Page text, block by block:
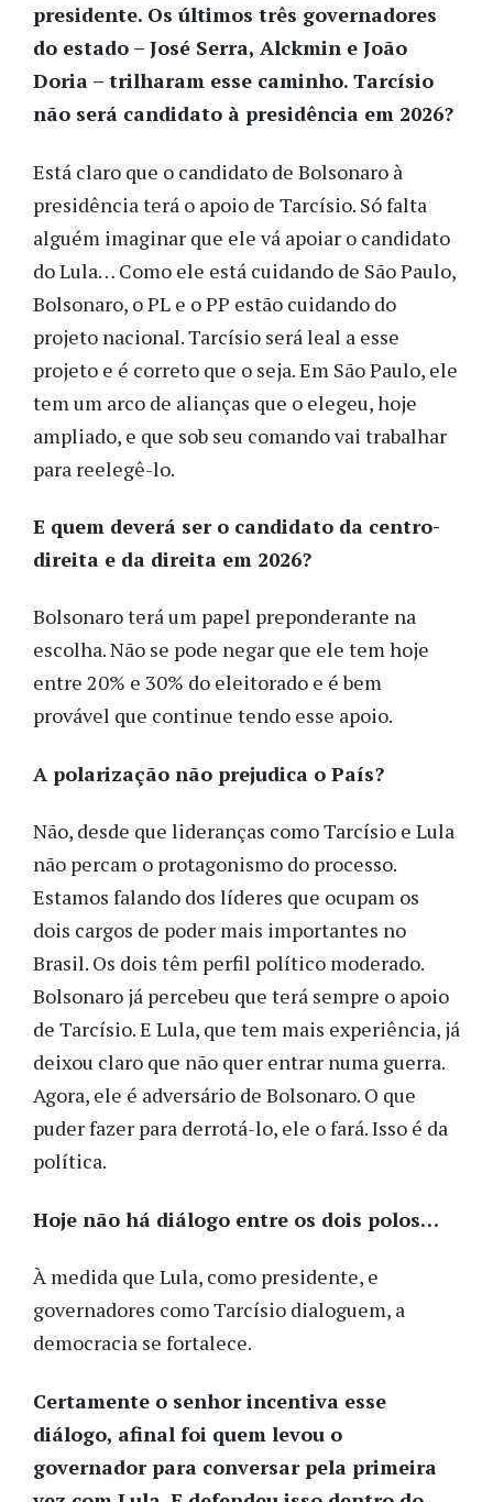
presidente. Os últimos três governadores
do estado – José Serra, Alckmin e João
Doria – trilharam esse caminho. Tarcísio
não será candidato à presidência em 2026?
Está claro que o candidato de Bolsonaro à
presidência terá o apoio de Tarcísio. Só falta
alguém imaginar que ele vá apoiar o candidato
do Lula… Como ele está cuidando de São Paulo,
Bolsonaro, o PL e o PP estão cuidando do
projeto nacional. Tarcísio será leal a esse
projeto e é correto que o seja. Em São Paulo, ele
tem um arco de alianças que o elegeu, hoje
ampliado, e que sob seu comando vai trabalhar
para reelegê-lo.
E quem deverá ser o candidato da centro-
direita e da direita em 2026?
Bolsonaro terá um papel preponderante na
escolha. Não se pode negar que ele tem hoje
entre 20% e 30% do eleitorado e é bem
provável que continue tendo esse apoio.
A polarização não prejudica o País?
Não, desde que lideranças como Tarcísio e Lula
não percam o protagonismo do processo.
Estamos falando dos líderes que ocupam os
dois cargos de poder mais importantes no
Brasil. Os dois têm perfil político moderado.
Bolsonaro já percebeu que terá sempre o apoio
de Tarcísio. E Lula, que tem mais experiência, já
deixou claro que não quer entrar numa guerra.
Agora, ele é adversário de Bolsonaro. O que
puder fazer para derrotá-lo, ele o fará. Isso é da
política.
Hoje não há diálogo entre os dois polos…
À medida que Lula, como presidente, e
governadores como Tarcísio dialoguem, a
democracia se fortalece.
Certamente o senhor incentiva esse
diálogo, afinal foi quem levou o
governador para conversar pela primeira